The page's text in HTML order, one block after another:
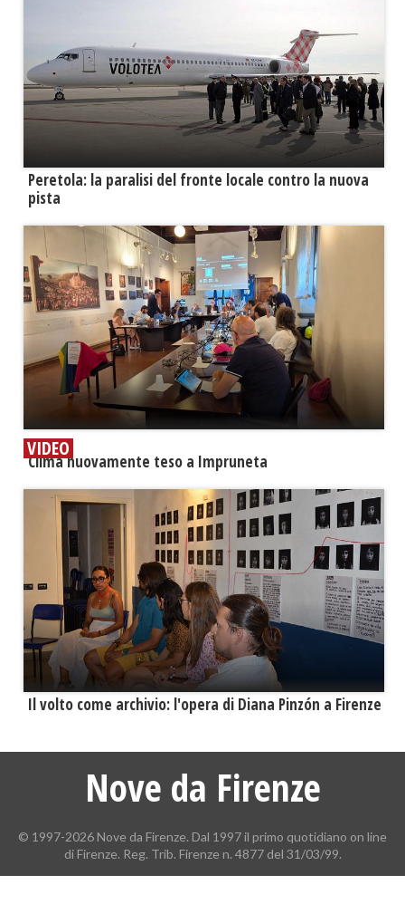
Peretola: la paralisi del fronte locale contro la nuova
pista
VIDEO
​Clima nuovamente teso a Impruneta
​Il volto come archivio: l'opera di Diana Pinzón a Firenze
Nove da Firenze
© 1997-2026 Nove da Firenze. Dal 1997 il primo quotidiano on line
di Firenze. Reg. Trib. Firenze n. 4877 del 31/03/99.